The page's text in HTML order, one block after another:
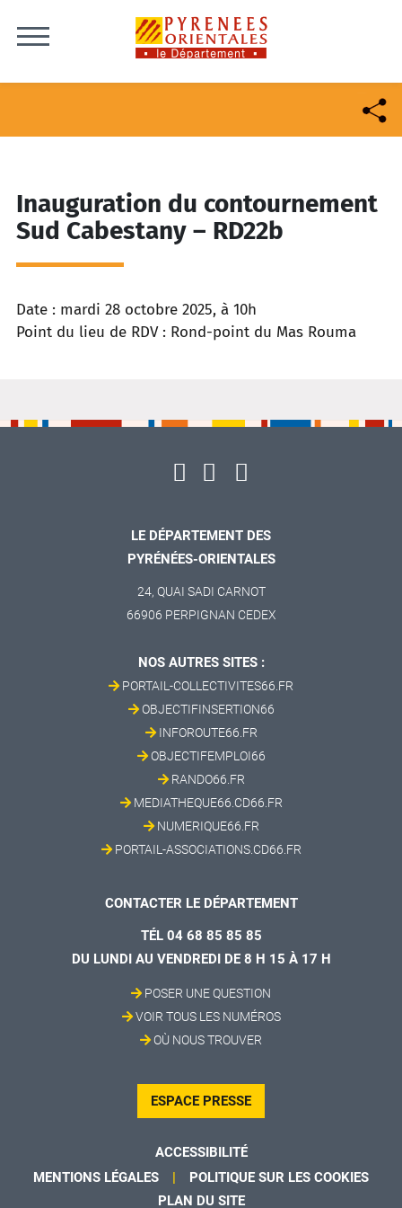
Inauguration du contournement
Sud Cabestany – RD22b
Date : mardi 28 octobre 2025, à 10h
Point du lieu de RDV : Rond-point du Mas Rouma
LE DÉPARTEMENT DES
PYRÉNÉES-ORIENTALES
24, QUAI SADI CARNOT
66906 PERPIGNAN CEDEX
NOS AUTRES SITES :
PORTAIL-COLLECTIVITES66.FR
OBJECTIFINSERTION66
INFOROUTE66.FR
OBJECTIFEMPLOI66
RANDO66.FR
MEDIATHEQUE66.CD66.FR
NUMERIQUE66.FR
PORTAIL-ASSOCIATIONS.CD66.FR
CONTACTER LE DÉPARTEMENT
TÉL 04 68 85 85 85
DU LUNDI AU VENDREDI DE 8 H 15 À 17 H
POSER UNE QUESTION
VOIR TOUS LES NUMÉROS
OÙ NOUS TROUVER
ESPACE PRESSE
ACCESSIBILITÉ
MENTIONS LÉGALES
POLITIQUE SUR LES COOKIES
PLAN DU SITE